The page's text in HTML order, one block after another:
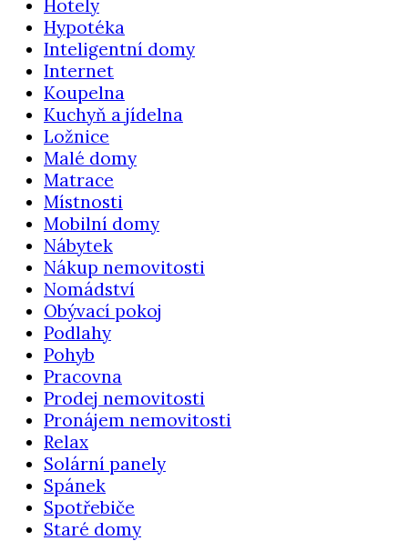
Hotely
Hypotéka
Inteligentní domy
Internet
Koupelna
Kuchyň a jídelna
Ložnice
Malé domy
Matrace
Místnosti
Mobilní domy
Nábytek
Nákup nemovitosti
Nomádství
Obývací pokoj
Podlahy
Pohyb
Pracovna
Prodej nemovitosti
Pronájem nemovitosti
Relax
Solární panely
Spánek
Spotřebiče
Staré domy